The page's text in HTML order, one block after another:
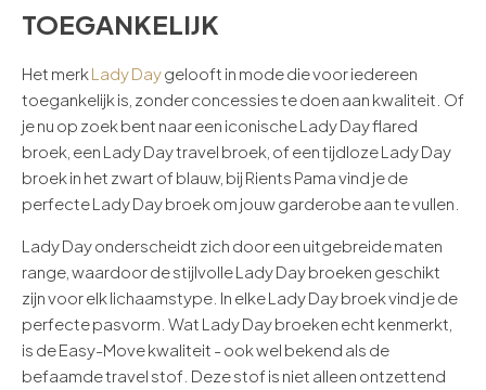
TOEGANKELIJK
Het merk Lady Daygelooft in mode die voor iedereen
toegankelijk is, zonder concessies te doen aan kwaliteit. Of
je nu op zoek bent naar een iconische Lady Day flared
broek, een Lady Day travel broek, of een tijdloze Lady Day
broek in het zwart of blauw, bij Rients Pama vind je de
perfecte Lady Day broek om jouw garderobe aan te vullen.
Lady Day onderscheidt zich door een uitgebreide maten
range, waardoor de stijlvolle Lady Day broeken geschikt
zijn voor elk lichaamstype. In elke Lady Day broek vind je de
perfecte pasvorm. Wat Lady Day broeken echt kenmerkt,
is de Easy-Move kwaliteit - ook wel bekend als de
befaamde travel stof. Deze stof is niet alleen ontzettend